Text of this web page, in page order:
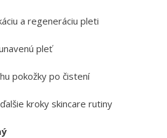
a regeneráciu pleti
pleť
pokožky po čistení
kroky skincare rutiny